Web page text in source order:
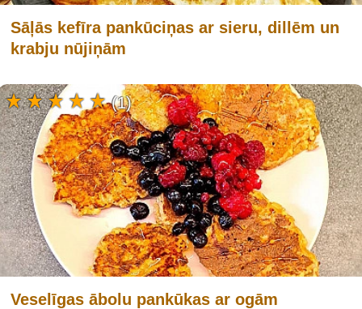
Sāļās kefīra pankūciņas ar sieru, dillēm un
krabju nūjiņām
Veselīgas ābolu pankūkas ar ogām
(1)